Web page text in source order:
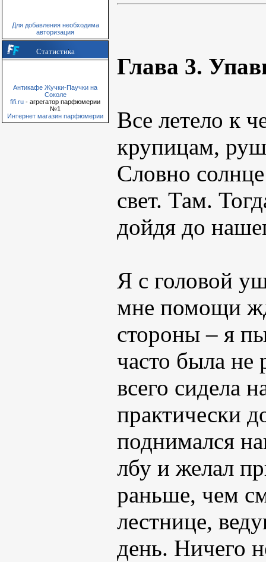
Для добавления необходима
авторизация
Статистика
Антикафе Жучки-Паучки на
Соколе
fifi.ru - агрегатор парфюмерии
№1
Интернет магазин парфюмерии
Глава 3.
Все летело к
крупицам,
Словно
свет. Там.
дойдя до
Я с головой
мне помощи
стороны – я
часто была не
всего сидела
практически
поднимался
лбу и желал
раньше, чем
лестнице,
день. Ничего